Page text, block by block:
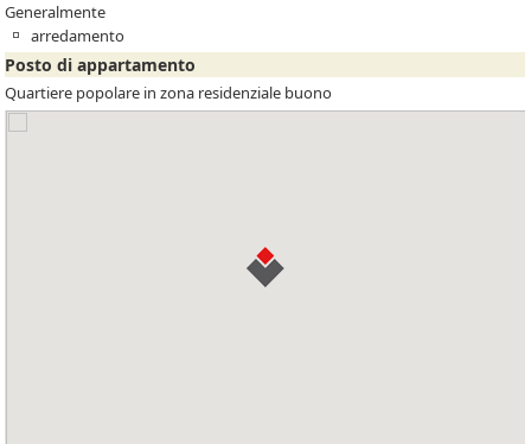
Generalmente
arredamento
Posto di appartamento
Quartiere popolare in zona residenziale buono